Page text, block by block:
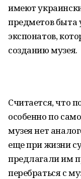
имеют
предметов быта
экспонатов,
созданию музея.
Считается, что
особенно по
музея нет
еще при жизни
предлагали им
перебраться с